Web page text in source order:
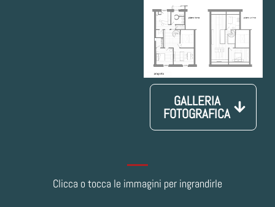
GALLERIA
FOTOGRAFICA
Clicca o tocca le immagini per ingrandirle